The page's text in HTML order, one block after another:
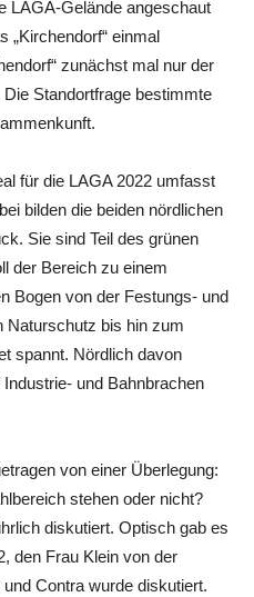
LAGA-Gelände angeschaut
„Kirchendorf“ einmal
zunächst mal nur der
Standortfrage bestimmte
für die LAGA 2022 umfasst
bilden die beiden nördlichen
Sie sind Teil des grünen
der Bereich zu einem
Bogen von der Festungs- und
Naturschutz bis hin zum
spannt. Nördlich davon
und Bahnbrachen
von einer Überlegung:
stehen oder nicht?
diskutiert. Optisch gab es
den Frau Klein von der
Contra wurde diskutiert.